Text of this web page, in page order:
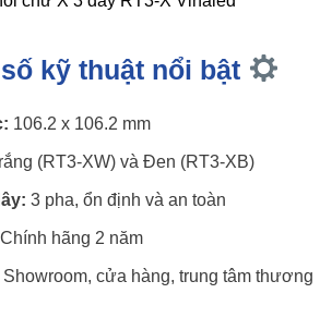
kỹ thuật nổi bật
106.2 x 106.2 mm
(RT3-XW) và Đen (RT3-XB)
3 pha, ổn định và an toàn
Chính hãng 2 năm
Showroom, cửa hàng, trung tâm thương